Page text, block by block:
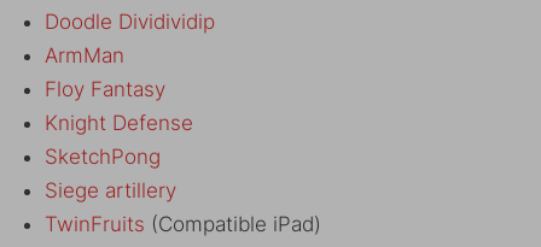
Doodle Dividividip
ArmMan
Floy Fantasy
Knight Defense
SketchPong
Siege artillery
TwinFruits (Compatible iPad)